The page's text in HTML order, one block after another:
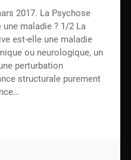
2017. La Psychose
maladie ? 1/2 La
est-elle une maladie
ou neurologique, un
perturbation
structurale purement